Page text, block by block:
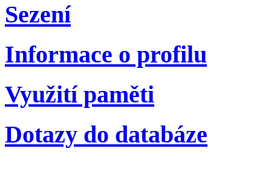
Sezení
Informace o profilu
Využití paměti
Dotazy do databáze